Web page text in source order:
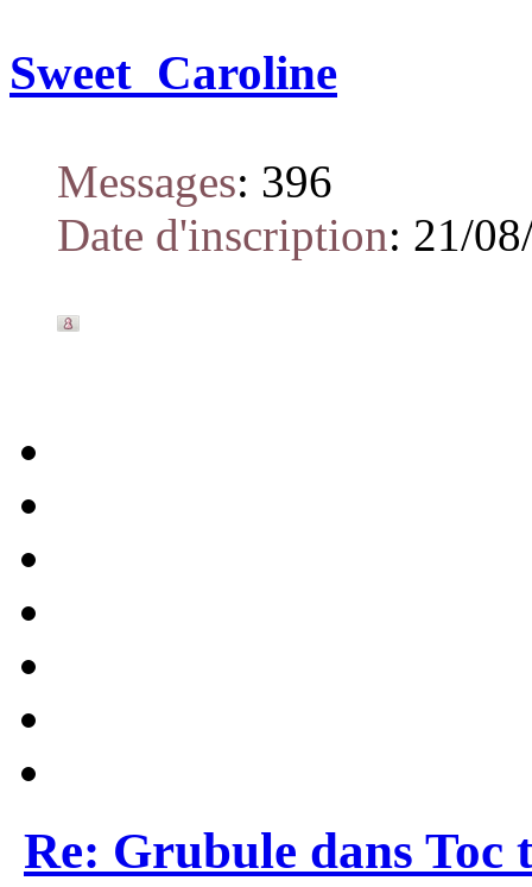
Sweet_Caroline
Messages: 396
Date d'inscription: 21/
Re: Grubule dans Toc